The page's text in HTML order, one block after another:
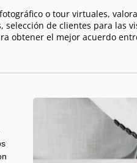
o tour virtuales,
de clientes para las
obtener el mejor acuerdo